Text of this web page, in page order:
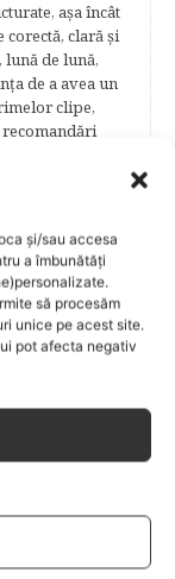
și/sau accesa
a îmbunătăți
să procesăm
unice pe acest site.
pot afecta negativ
aşa încât
clară şi
lună de lună,
de a avea un
clipe,
trăite de
noi măsuri
povestea
Băsescu,
Bebelu,vor
de frumuseţe,
permanente
– Cele mai
experienţa lor
un capitol
fi prezentate
zile de
nouă luni,
pentru
dedicate